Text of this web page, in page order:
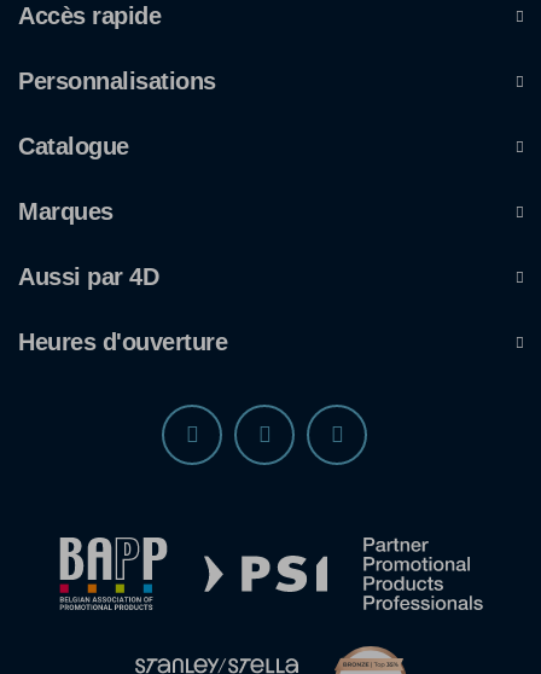
Accès rapide
Personnalisations
Catalogue
Marques
Aussi par 4D
Heures d'ouverture